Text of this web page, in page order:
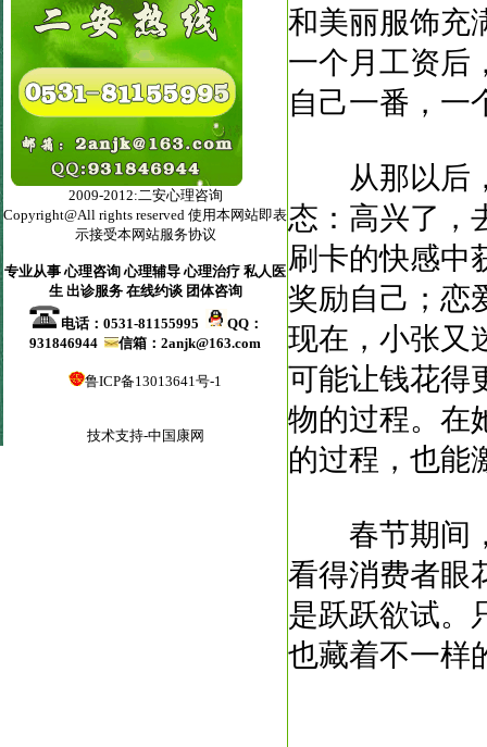
和美丽服饰充
一个月工资后
自己一番，一
从那以后，
态：高兴了，
刷卡的快感中
奖励自己；
现在，小张又
可能让钱花得
物的过程。在
的过程，也能
春节期间，
看得消费者眼
是跃跃欲试。
也藏着不一样
2009-2012:二安心理咨询
Copyright@All rights reserved 使用本网站即表
示接受本网站服务协议
专业从事 心理咨询 心理辅导 心理治疗 私人医
生 出诊服务 在线约谈 团体咨询
电话：0531-81155995
QQ：
931846944
信箱：2anjk@163.com
鲁ICP备13013641号-1
技术支持-中国康网